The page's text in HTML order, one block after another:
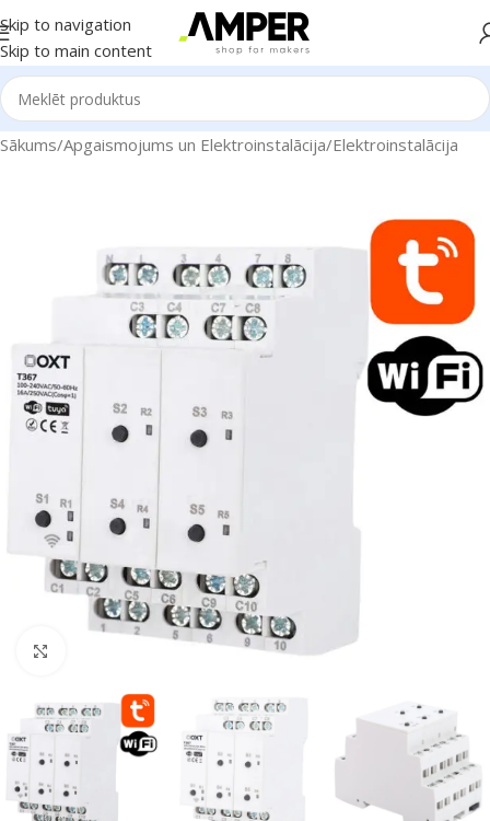
Skip to navigation
Skip to main content
Sākums/Apgaismojums un Elektroinstalācija/Elektroinstalācija
Noklikšķiniet, lai palielinātu